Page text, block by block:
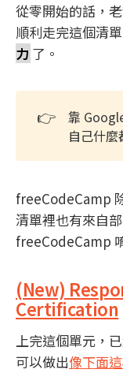
從零開始的話，
順利走完這個清
力 了。
👉
靠
自己什麼
freeCodeCamp
清單裡也有來自
freeCodeCamp
(New)
Certification
上完這個單元，
可以做出像下面